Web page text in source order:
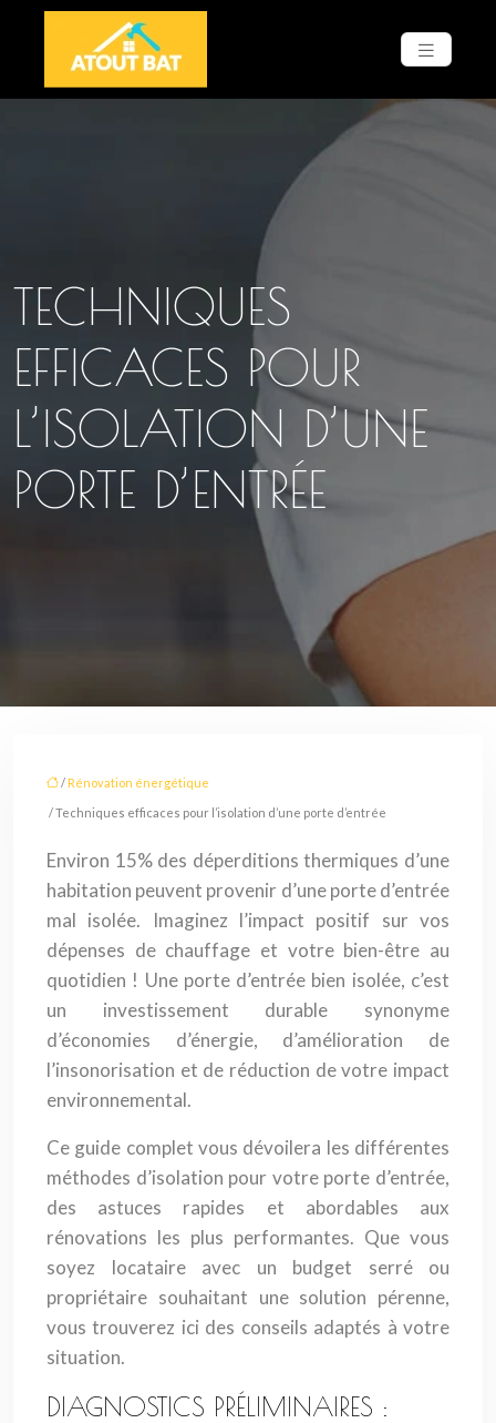
TECHNIQUES
EFFICACES POUR
L’ISOLATION D’UNE
PORTE D’ENTRÉE
/ Rénovation énergétique
/ Techniques efficaces pour l’isolation d’une porte d’entrée
Environ 15% des déperditions thermiques d’une
habitation peuvent provenir d’une porte d’entrée
mal isolée. Imaginez l’impact positif sur vos
dépenses de chauffage et votre bien-être au
quotidien ! Une porte d’entrée bien isolée, c’est
un investissement durable synonyme
d’économies d’énergie, d’amélioration de
l’insonorisation et de réduction de votre impact
environnemental.
Ce guide complet vous dévoilera les différentes
méthodes d’isolation pour votre porte d’entrée,
des astuces rapides et abordables aux
rénovations les plus performantes. Que vous
soyez locataire avec un budget serré ou
propriétaire souhaitant une solution pérenne,
vous trouverez ici des conseils adaptés à votre
situation.
DIAGNOSTICS PRÉLIMINAIRES :